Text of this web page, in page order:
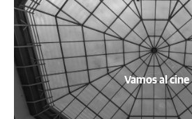
Vamos al cine